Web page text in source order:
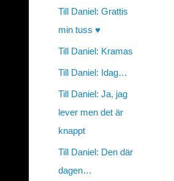
Till Daniel: Grattis
min tuss ♥
Till Daniel: Kramas
Till Daniel: Idag…
Till Daniel: Ja, jag
lever men det är
knappt
Till Daniel: Den där
dagen…